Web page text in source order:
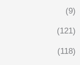
(9)
(121)
(118)